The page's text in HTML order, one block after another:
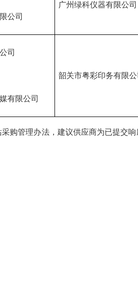
公司
广州绿科仪器有限公司
司
有限公司
韶关市粤彩印务有限公
管理办法，建议供应商为已提交响